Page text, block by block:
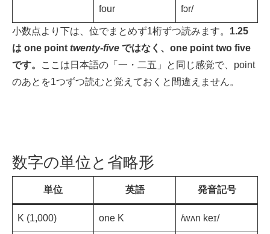
four fɔr/
小数点より下は、位でまとめず1桁ずつ読みます。 1.25
は one point twenty-five ではなく、one point two five
です。
ここは日本語の「一・二五」と同じ感覚で、point
のあとを1つずつ読むと覚えておくと間違えません。
数字の単位と省略形
単位 英語 発音記号
K (1,000) one K /wʌn keɪ/